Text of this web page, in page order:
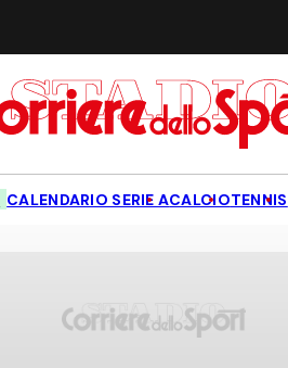
CALENDARIO SERIE ACALCIOTENNIS